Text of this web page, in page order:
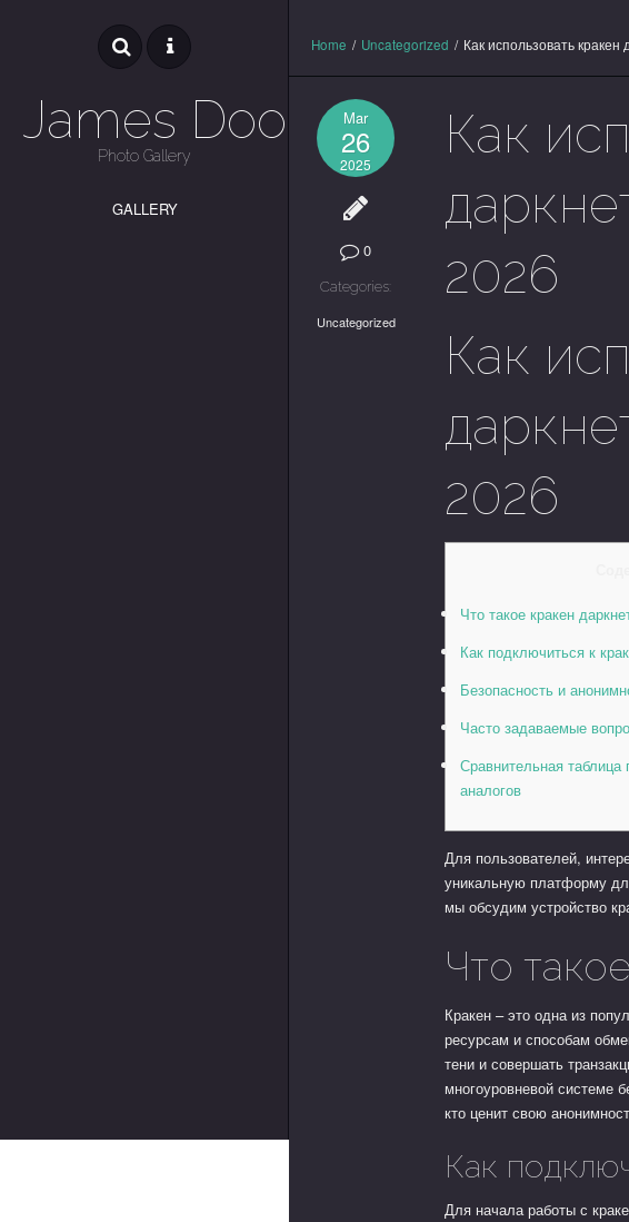
James Dooley
Photo Gallery
GALLERY
Home / Uncategorized / Как использовать
Mar
26
2025
0
Categories:
Uncategorized
Как
2026
Как
2026
Что такое кракен
Как подключиться к
Безопасность и
Часто задаваемые
Сравнительная
аналогов
Для пользователей,
уникальную платформу
мы обсудим устройство
Что
Кракен – это одна из
ресурсам и способам
тени и совершать
многоуровневой системе
кто ценит свою
Как
Для начала работы с